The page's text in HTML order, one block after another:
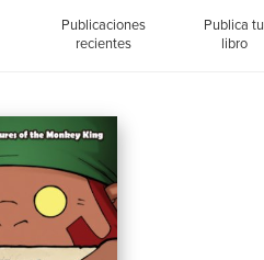
Publicaciones
recientes
Publica tu
libro